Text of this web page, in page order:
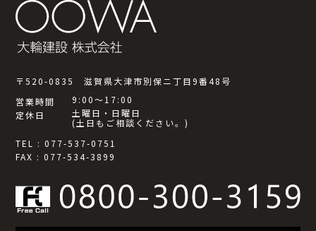
〒520-0835 滋賀県大津市別保ニ丁目9番48号
営業時間
9:00～17:00
定休日
土曜日・日曜日
(土日もご相談ください。)
TEL : 077-537-0751
FAX : 077-534-3899